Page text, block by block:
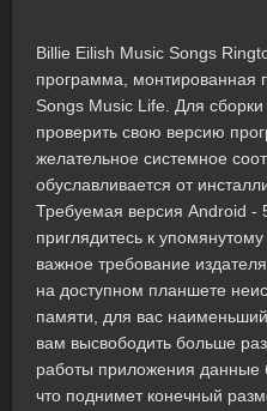
Billie Eilish Music Songs
программа, монтированная
Songs Music Life. Для
проверить свою версию
желательное системное
обуславливается от
Требуемая версия Android
приглядитесь к
важное требование
на доступном планшете
памяти, для вас
вам высвободить больше
работы приложения данные
что поднимет конечный